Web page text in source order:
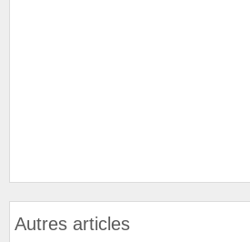
Autres articles